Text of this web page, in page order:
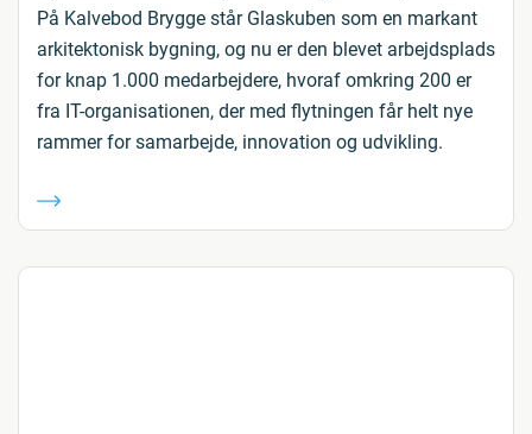
På Kalvebod Brygge står Glaskuben som en markant
arkitektonisk bygning, og nu er den blevet arbejdsplads
for knap 1.000 medarbejdere, hvoraf omkring 200 er
fra IT-organisationen, der med flytningen får helt nye
rammer for samarbejde, innovation og udvikling.